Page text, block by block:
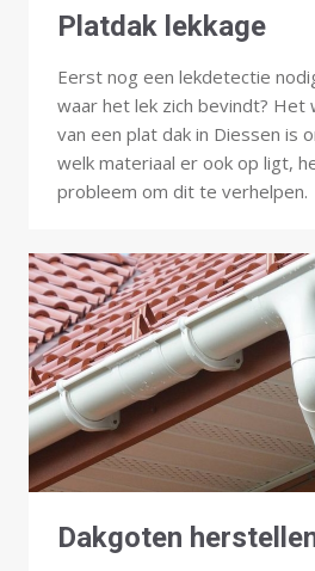
Platdak lekkage
Eerst nog een lekdetectie
waar het lek zich bevindt? Het
van een plat dak in Diessen is
welk materiaal er ook op ligt,
probleem om dit te verhelpen.
Dakgoten